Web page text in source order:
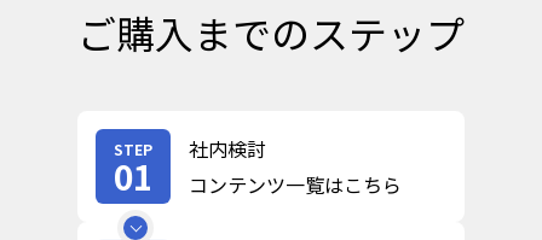
ご購入までのステップ
STEP
01
社内検討
コンテンツ一覧はこちら